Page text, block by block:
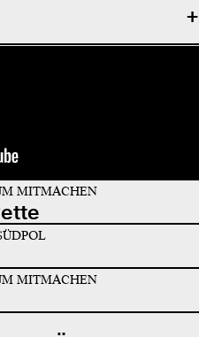
MITMACHEN
MITMACHEN